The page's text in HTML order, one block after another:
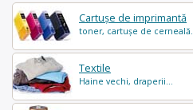
Cartușe de imprimantă
toner, cartușe de cerneală...
Textile
Haine vechi, draperii...